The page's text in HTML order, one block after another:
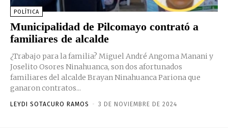
POLÍTICA
Municipalidad de Pilcomayo contrató a
familiares de alcalde
¿Trabajo para la familia? Miguel André Angoma Manani y
Joselito Osores Ninahuanca, son dos afortunados
familiares del alcalde Brayan Ninahuanca Pariona que
ganaron contratos...
LEYDI SOTACURO RAMOS - 3 DE NOVIEMBRE DE 2024